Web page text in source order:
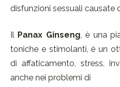
disfunzioni sessuali causate
Il Panax Ginseng, è una
toniche e stimolanti, è un
di affaticamento, stress,
anche nei problemi di